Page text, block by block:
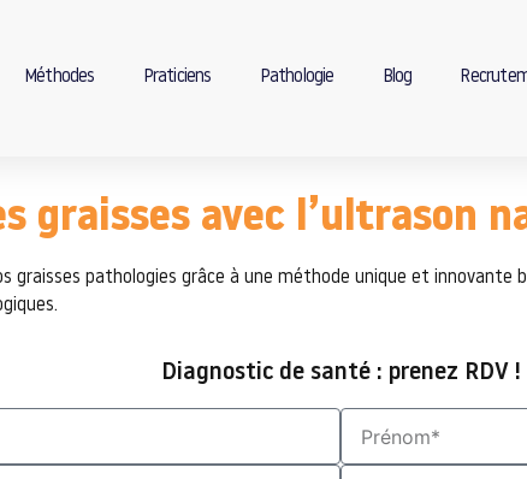
Méthodes Praticiens Pathologie Blog
graisses avec l’ultrason
graisses pathologies grâce à une méthode unique et
Diagnostic de santé : prenez RDV !